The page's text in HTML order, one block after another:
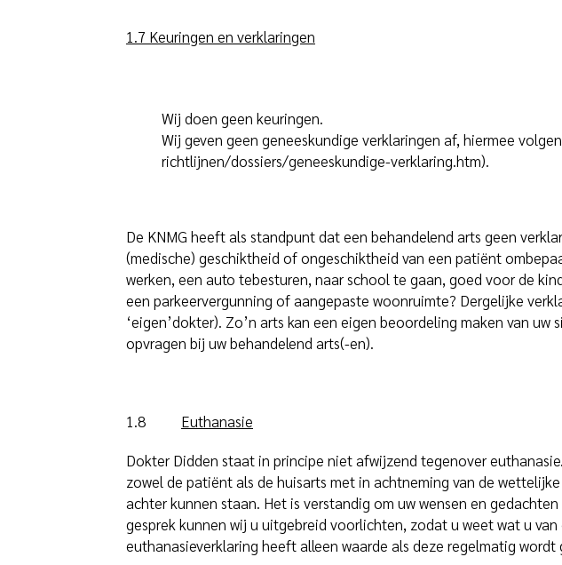
1.7 Keuringen en verklaringen
Wij doen geen keuringen.
Wij geven geen geneeskundige verklaringen af, hiermee
richtlijnen/dossiers/geneeskundige-verklaring.htm).
De KNMG heeft als standpunt dat een behandelend arts geen
(medische) geschiktheid of ongeschiktheid van een patiënt
werken, een auto tebesturen, naar school te gaan, goed voor de
een parkeervergunning of aangepaste woonruimte? Dergelijke
‘eigen’dokter). Zo’n arts kan een eigen beoordeling maken van
opvragen bij uw behandelend arts(-en).
1.8 Euthanasie
Dokter Didden staat in principe niet afwijzend tegenover
zowel de patiënt als de huisarts met in achtneming van de
achter kunnen staan. Het is verstandig om uw wensen en
gesprek kunnen wij u uitgebreid voorlichten, zodat u weet wat u
euthanasieverklaring heeft alleen waarde als deze regelmatig wordt